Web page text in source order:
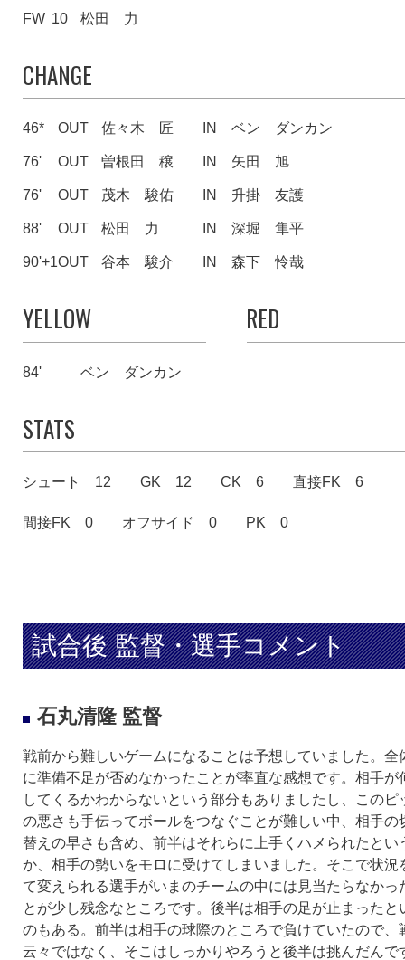
FW 10 松田 力
CHANGE
46* OUT 佐々木 匠 IN ベン ダンカン
76' OUT 曽根田 穣 IN 矢田 旭
76' OUT 茂木 駿佑 IN 升掛 友護
88' OUT 松田 力 IN 深堀 隼平
90'+1OUT 谷本 駿介 IN 森下 怜哉
YELLOW
84' ベン ダンカン
RED
STATS
シュート 12 GK 12 CK 6 直接FK 6
間接FK 0 オフサイド 0 PK 0
試合後 監督・選手コメント
石丸清隆 監督
戦前から難しいゲームになることは予想していました。全
に準備不足が否めなかったことが率直な感想です。相手が
してくるかわからないという部分もありましたし、このピ
の悪さも手伝ってボールをつなぐことが難しい中、相手の
替えの早さも含め、前半はそれらに上手くハメられたとい
か、相手の勢いをモロに受けてしまいました。そこで状況
て変えられる選手がいまのチームの中には見当たらなかっ
とが少し残念なところです。後半は相手の足が止まったと
のもある。前半は相手の球際のところで負けていたので、
云々ではなく、そこはしっかりやろうと後半は挑んだんで